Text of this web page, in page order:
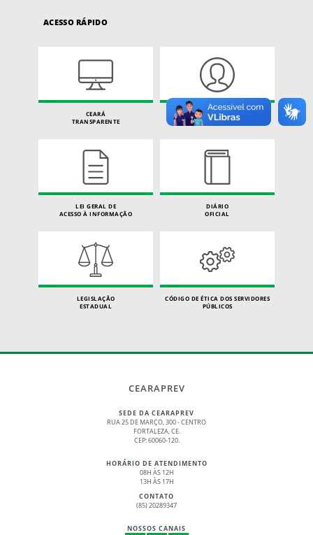
ACESSO RÁPIDO
CEARÁ
TRANSPARENTE
CARTA DE SERVIÇOS
DO CIDADÃO
LEI GERAL DE
ACESSO À INFORMAÇÃO
DIÁRIO
OFICIAL
LEGISLAÇÃO
ESTADUAL
CÓDIGO DE ÉTICA DOS SERVIDORES
PÚBLICOS
CEARAPREV
SEDE DA CEARAPREV
RUA 25 DE MARÇO, 300 - CENTRO
FORTALEZA, CE.
CEP: 60060-120.
HORÁRIO DE ATENDIMENTO
08H ÀS 12H
13H ÀS 17H
CONTATO
(85) 20289347
NOSSOS CANAIS